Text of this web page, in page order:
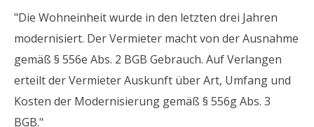
"Die Wohneinheit wurde in den letzten drei Jahren
modernisiert. Der Vermieter macht von der Ausnahme
gemäß § 556e Abs. 2 BGB Gebrauch. Auf Verlangen
erteilt der Vermieter Auskunft über Art, Umfang und
Kosten der Modernisierung gemäß § 556g Abs. 3
BGB."